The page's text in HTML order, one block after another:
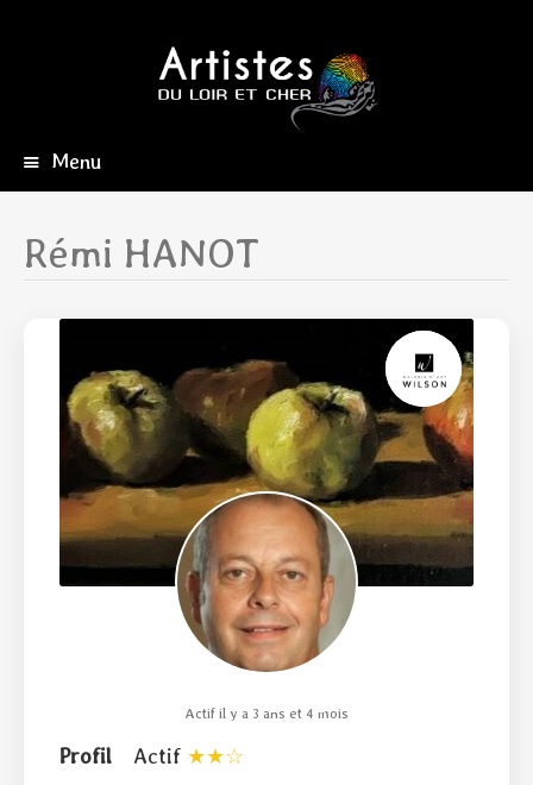
Menu
principal
Rémi HANOT
Actif il y a 3 ans et 4 mois
Profil Actif